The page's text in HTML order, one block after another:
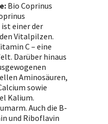
Bio Coprinus
einer der
Vitalpilzen.
C – eine
Darüber hinaus
Aminosäuren,
sowie
Kalium.
Auch die B-
und Riboflavin